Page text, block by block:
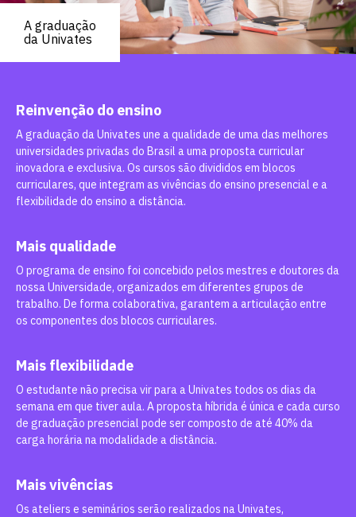
A graduação
da Univates
Reinvenção do ensino
A graduação da Univates une a qualidade de uma das melhores
universidades privadas do Brasil a uma proposta curricular
inovadora e exclusiva. Os cursos são divididos em blocos
curriculares, que integram as vivências do ensino presencial e a
flexibilidade do ensino a distância.
Mais qualidade
O programa de ensino foi concebido pelos mestres e doutores da
nossa Universidade, organizados em diferentes grupos de
trabalho. De forma colaborativa, garantem a articulação entre
os componentes dos blocos curriculares.
Mais flexibilidade
O estudante não precisa vir para a Univates todos os dias da
semana em que tiver aula. A proposta híbrida é única e cada curso
de graduação presencial pode ser composto de até 40% da
carga horária na modalidade a distância.
Mais vivências
Os ateliers e seminários serão realizados na Univates,